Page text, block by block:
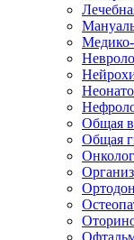
Медико-
Общая
Общая